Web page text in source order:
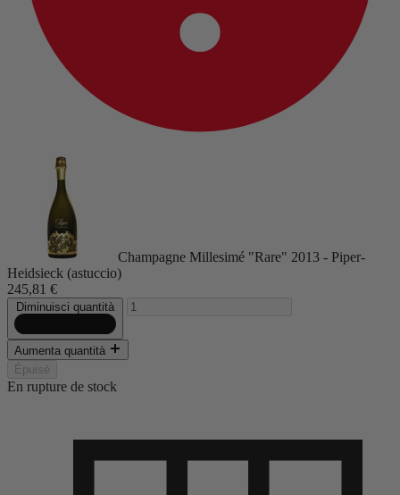
Champagne Millesimé "Rare" 2013 - Piper-
Heidsieck (astuccio)
245,81 €
Diminuisci quantità
Aumenta quantità
Épuisé
En rupture de stock